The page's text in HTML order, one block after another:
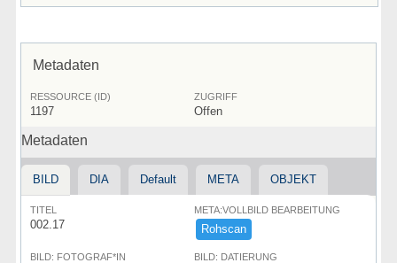
Metadaten
RESSOURCE (ID)
1197
ZUGRIFF
Offen
Metadaten
BILD DIA Default META OBJEKT
TITEL
002.17
META:VOLLBILD BEARBEITUNG
Rohscan
BILD: FOTOGRAF*IN BILD: DATIERUNG